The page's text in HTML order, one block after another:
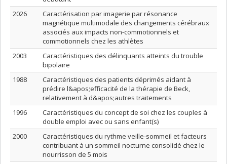
2026
Caractérisation par imagerie par résonance
magnétique multimodale des changements cérébraux
associés aux impacts non-commotionnels et
commotionnels chez les athlètes
2003
Caractéristiques des délinquants atteints du trouble
bipolaire
1988
Caractéristiques des patients déprimés aidant à
prédire l&apos;efficacité de la thérapie de Beck,
relativement à d&apos;autres traitements
1996
Caractéristiques du concept de soi chez les couples à
double emploi avec ou sans enfant(s)
2000
Caractéristiques du rythme veille-sommeil et facteurs
contribuant à un sommeil nocturne consolidé chez le
nourrisson de 5 mois